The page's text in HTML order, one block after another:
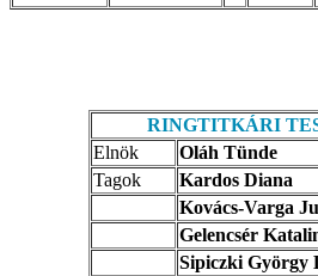
RINGTITKÁRI
Elnök
Oláh Tünde
Tagok
Kardos Diana
Kovács-Varga
Gelencsér
Sipiczki György